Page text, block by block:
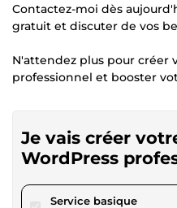
Contactez-moi dès
gratuit et discuter de vos
N'attendez plus pour créer
professionnel et booster
Je vais créer
WordPress
Service basiquepour